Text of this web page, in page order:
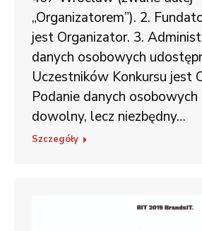
„Organizatorem”). 2.
jest Organizator. 3.
danych osobowych
Uczestników Konkursu jest
Podanie danych
dowolny, lecz niezbędny…
Szczegóły